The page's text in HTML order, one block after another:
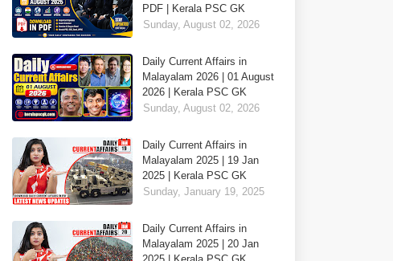
PDF | Kerala PSC GK
Sunday, August 02, 2026
Daily Current Affairs in
Malayalam 2026 | 01 August
2026 | Kerala PSC GK
Sunday, August 02, 2026
Daily Current Affairs in
Malayalam 2025 | 19 Jan
2025 | Kerala PSC GK
Sunday, January 19, 2025
Daily Current Affairs in
Malayalam 2025 | 20 Jan